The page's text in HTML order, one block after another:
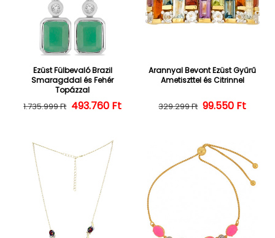
Ezüst Fülbevaló Brazil
Smaragddal és Fehér
Topázzal
Normál ár
1.735.999 Ft Kedvezményes ár
493.760 Ft
Arannyal Bevont Ezüst Gyűrű
Ametiszttel és Citrinnel
Normál ár
329.299 Ft 99.550 Ft